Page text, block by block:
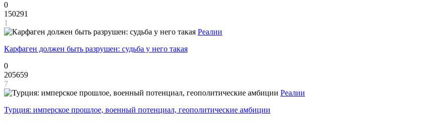
0
150291
1
Реалии
Карфаген должен быть разрушен: судьба у него такая
0
205659
7
Реалии
Турция: имперское прошлое, военный потенциал, геополитические амбиции